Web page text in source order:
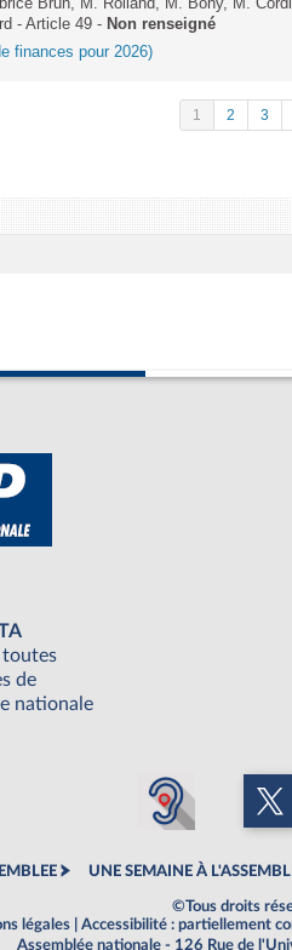
Brun, M. Rolland, M. Bony, M.
- Article 49 - Non renseigné
finances pour 2026)
1 2 3
toutes
de
nationale
UNE SEMAINE À
©Tous droits
légales
Accessibilité : partiellement
Assemblée nationale - 126 Rue de